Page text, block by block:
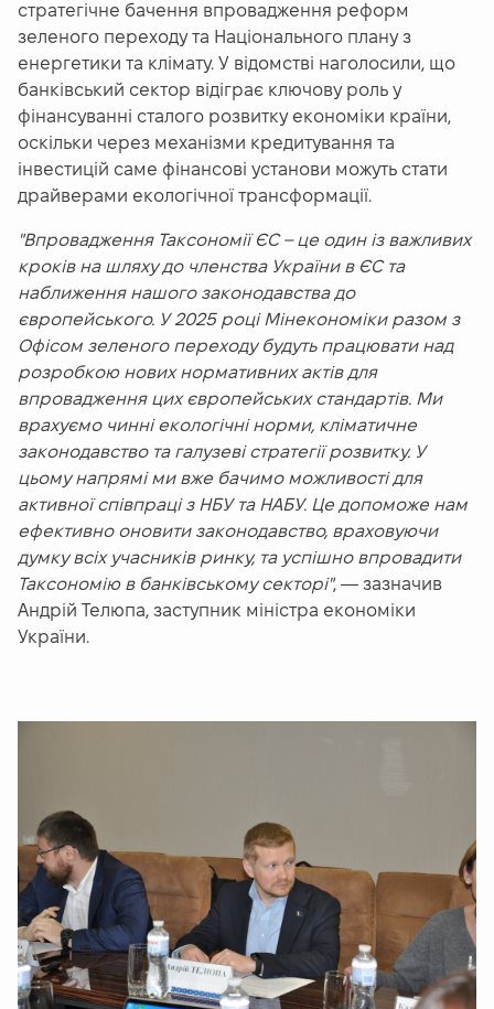
стратегічне бачення впровадження реформ
зеленого переходу та Національного плану з
енергетики та клімату. У відомстві наголосили, що
банківський сектор відіграє ключову роль у
фінансуванні сталого розвитку економіки країни,
оскільки через механізми кредитування та
інвестицій саме фінансові установи можуть стати
драйверами екологічної трансформації.
"Впровадження Таксономії ЄС – це один із важливих
кроків на шляху до членства України в ЄС та
наближення нашого законодавства до
європейського. У 2025 році Мінекономіки разом з
Офісом зеленого переходу будуть працювати над
розробкою нових нормативних актів для
впровадження цих європейських стандартів. Ми
врахуємо чинні екологічні норми, кліматичне
законодавство та галузеві стратегії розвитку. У
цьому напрямі ми вже бачимо можливості для
активної співпраці з НБУ та НАБУ. Це допоможе нам
ефективно оновити законодавство, враховуючи
думку всіх учасників ринку, та успішно впровадити
Таксономію в банківському секторі", — зазначив
Андрій Телюпа, заступник міністра економіки
України.